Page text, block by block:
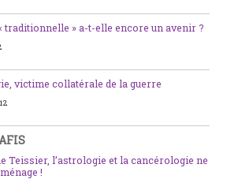
traditionnelle » a-t-elle encore un avenir ?
victime collatérale de la guerre
Teissier, l’astrologie et la cancérologie ne
!